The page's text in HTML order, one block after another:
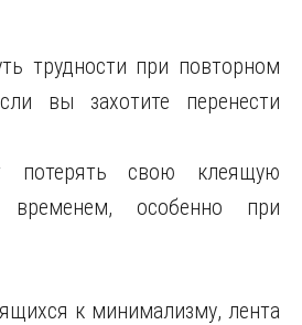
трудности при повторном
вы захотите перенести
свою клеящую
временем, особенно при
к минимализму, лента